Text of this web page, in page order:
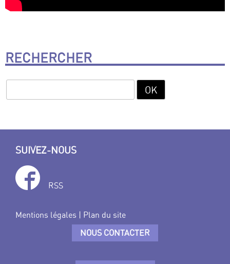
RECHERCHER
SUIVEZ-NOUS
RSS
Mentions légales | Plan du site
NOUS CONTACTER